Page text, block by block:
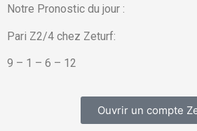
Notre Pronostic du jour :
Pari Z2/4 chez Zeturf:
9 – 1 – 6 – 12
Ouvrir un compte